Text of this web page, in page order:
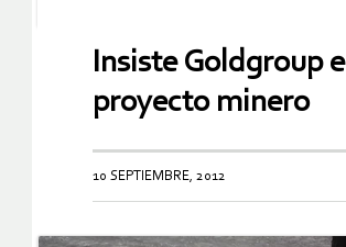
Insiste Goldgroup
proyecto minero
10 SEPTIEMBRE, 2012